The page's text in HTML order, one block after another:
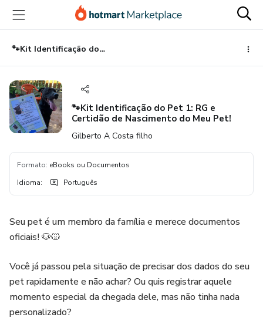
para
conteúdo
principal
para
pagamento
para
rodapé
🐾Kit Identificação do Pet 1: RG e Certidão de Nascimento do Meu Pet!
🐾Kit Identificação do Pet 1: RG e
Certidão de Nascimento do Meu Pet!
Gilberto A Costa filho
Formato: eBooks ou Documentos
Idioma: Português
Seu pet é um membro da família e merece documentos
oficiais! 🐶🐱
Você já passou pela situação de precisar dos dados do seu
pet rapidamente e não achar? Ou quis registrar aquele
momento especial da chegada dele, mas não tinha nada
personalizado?